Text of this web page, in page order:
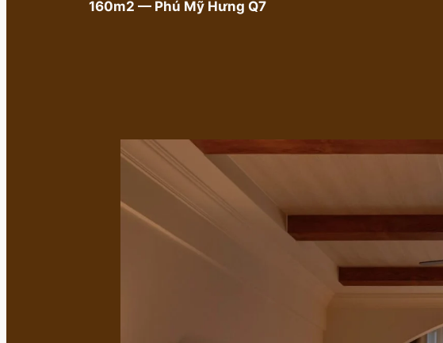
160m2 — Phú Mỹ Hưng Q7